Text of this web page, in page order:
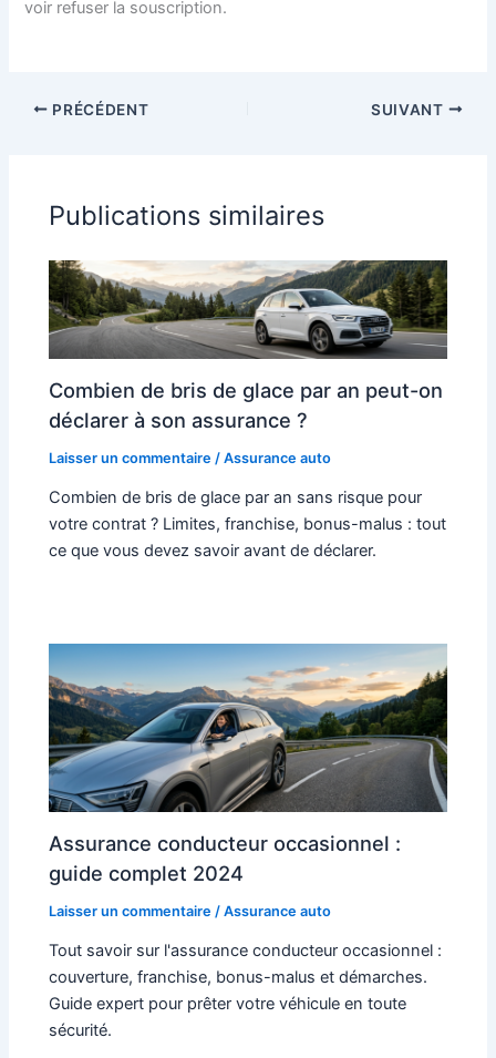
voir refuser la souscription.
PRÉCÉDENT SUIVANT
Publications similaires
Combien de bris de glace par an peut-on
déclarer à son assurance ?
Laisser un commentaire /Assurance auto
Combien de bris de glace par an sans risque pour
votre contrat ? Limites, franchise, bonus-malus : tout
ce que vous devez savoir avant de déclarer.
Assurance conducteur occasionnel :
guide complet 2024
Laisser un commentaire /Assurance auto
Tout savoir sur l'assurance conducteur occasionnel :
couverture, franchise, bonus-malus et démarches.
Guide expert pour prêter votre véhicule en toute
sécurité.